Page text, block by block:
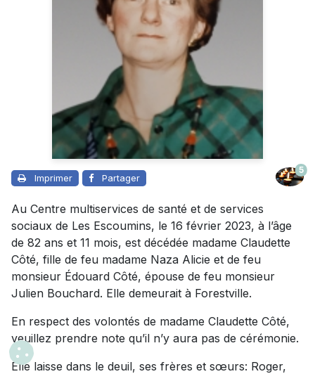
Imprimer Partager
5
Au Centre multiservices de santé et de services
sociaux de Les Escoumins, le 16 février 2023, à l’âge
de 82 ans et 11 mois, est décédée madame Claudette
Côté, fille de feu madame Naza Alicie et de feu
monsieur Édouard Côté, épouse de feu monsieur
Julien Bouchard. Elle demeurait à Forestville.
En respect des volontés de madame Claudette Côté,
veuillez prendre note qu’il n’y aura pas de cérémonie.
Elle laisse dans le deuil, ses frères et sœurs: Roger,